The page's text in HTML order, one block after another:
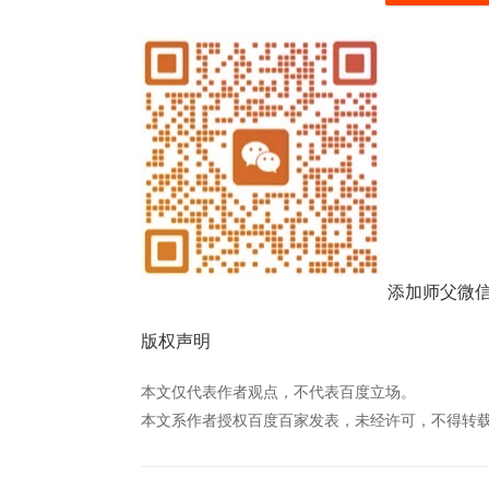
添加师父微
版权声明
本文仅代表作者观点，不代表百度立场。
本文系作者授权百度百家发表，未经许可，不得转